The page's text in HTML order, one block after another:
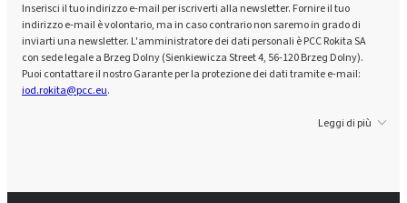
Inserisci il tuo indirizzo e-mail per iscriverti alla newsletter. Fornire il tuo
indirizzo e-mail è volontario, ma in caso contrario non saremo in grado di
inviarti una newsletter. L'amministratore dei dati personali è PCC Rokita SA
con sede legale a Brzeg Dolny (Sienkiewicza Street 4, 56-120 Brzeg Dolny).
Puoi contattare il nostro Garante per la protezione dei dati tramite e-mail:
iod.rokita@pcc.eu.
Leggi di più